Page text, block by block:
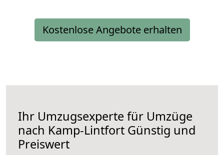
Kostenlose Angebote erhalten
Ihr Umzugsexperte für Umzüge
nach Kamp-Lintfort Günstig und
Preiswert